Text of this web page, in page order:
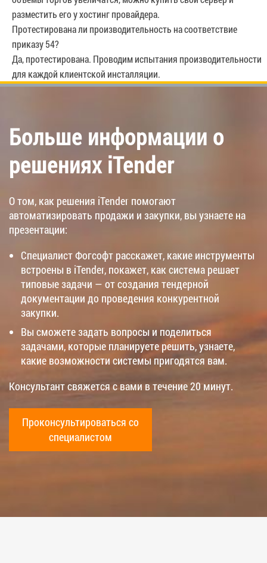
разместить его у хостинг провайдера.
Протестирована ли производительность на соответствие
приказу 54?
Да, протестирована. Проводим испытания производительности
для каждой клиентской инсталляции.
Больше информации о
решениях iTender
О том, как решения iTender помогают
автоматизировать продажи и закупки, вы узнаете на
презентации:
Специалист Фогсофт расскажет, какие инструменты
встроены в iTender, покажет, как система решает
типовые задачи — от создания тендерной
документации до проведения конкурентной
закупки.
Вы сможете задать вопросы и поделиться
задачами, которые планируете решить, узнаете,
какие возможности системы пригодятся вам.
Консультант свяжется с вами в течение 20 минут.
Проконсультироваться со
специалистом